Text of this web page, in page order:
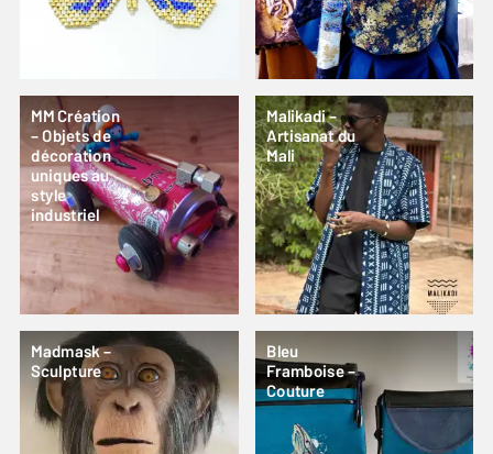
MM Création
– Objets de
décoration
uniques au
style
industriel
Malikadi –
Artisanat du
Mali
Madmask –
Sculpture
Bleu
Framboise –
Couture